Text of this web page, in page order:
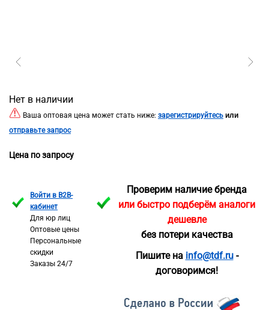
Нет в наличии
Ваша оптовая цена может стать ниже: зарегистрируйтесь или
отправьте запрос
Цена по запросу
Войти в B2B-
кабинет
Для юр лиц
Оптовые цены
Персональные
скидки
Заказы 24/7
Проверим наличие бренда
или быстро подберём аналоги
дешевле
без потери качества
Пишите на info@tdf.ru-
договоримся!